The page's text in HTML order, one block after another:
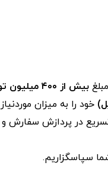
بیش از ۴۰۰ میلیون تومان
خود را به میزان
در پردازش سفارش و
سپاسگزاریم.